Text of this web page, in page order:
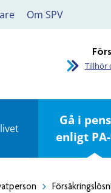
Om SPV
Tillhör
Gå i
enligt